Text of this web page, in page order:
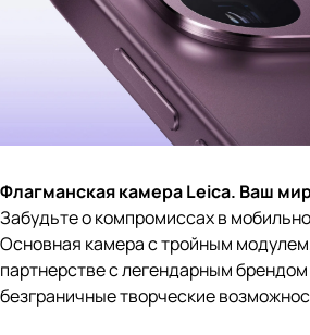
Флагманская камера Leica. Ваш
Забудьте о компромиссах в
Основная камера с тройным
партнерстве с легендарным
безграничные творческие